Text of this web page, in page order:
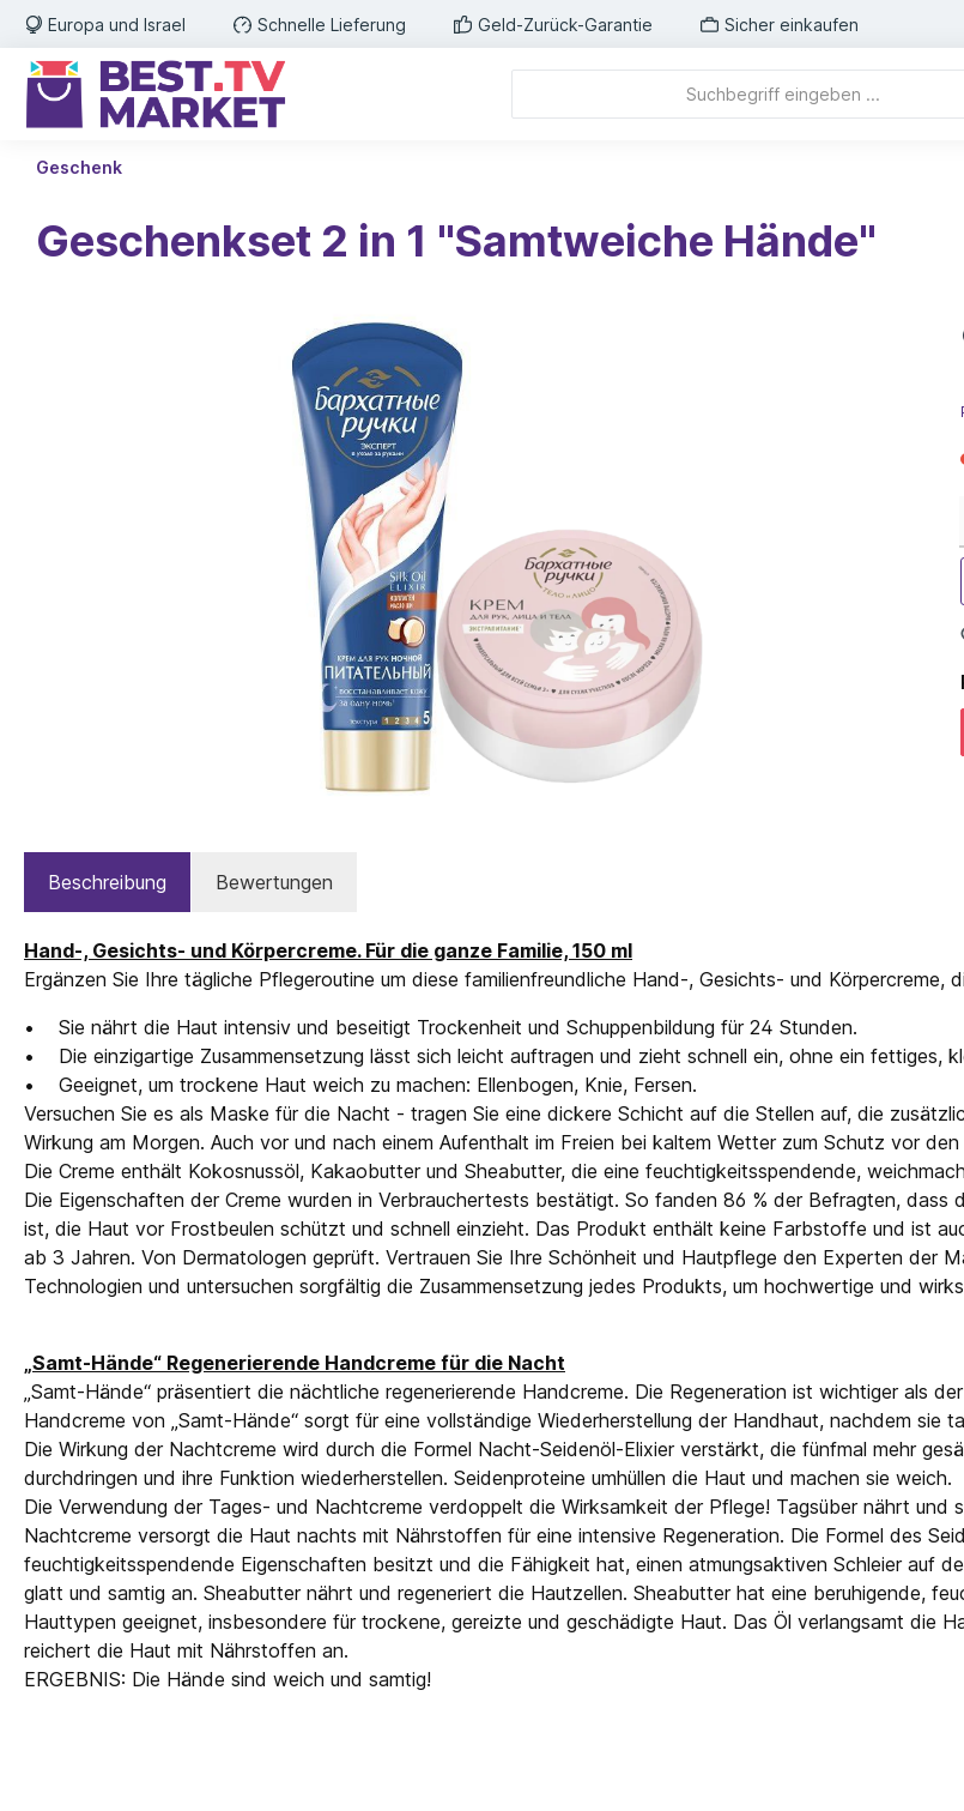
Europa und Israel Schnelle Lieferung Geld-Zurück-Garantie Sicher einkaufen
Geschenk
Geschenkset 2 in 1 "Samtweiche Hände"
Beschreibung Bewertungen
Hand-, Gesichts- und Körpercreme. Für die ganze Familie, 150 ml
Ergänzen Sie Ihre tägliche Pflegeroutine um diese familienfreundliche Hand-, Gesichts- und
• Sie nährt die Haut intensiv und beseitigt Trockenheit und Schuppenbildung für 24 Stunden.
• Die einzigartige Zusammensetzung lässt sich leicht auftragen und zieht schnell ein, ohne ein fettiges,
• Geeignet, um trockene Haut weich zu machen: Ellenbogen, Knie, Fersen.
Versuchen Sie es als Maske für die Nacht - tragen Sie eine dickere Schicht auf die Stellen auf, die
Wirkung am Morgen. Auch vor und nach einem Aufenthalt im Freien bei kaltem Wetter zum Schutz vor
Die Creme enthält Kokosnussöl, Kakaobutter und Sheabutter, die eine feuchtigkeitsspendende,
Die Eigenschaften der Creme wurden in Verbrauchertests bestätigt. So fanden 86 % der Befragten,
ist, die Haut vor Frostbeulen schützt und schnell einzieht. Das Produkt enthält keine Farbstoffe und ist
ab 3 Jahren. Von Dermatologen geprüft. Vertrauen Sie Ihre Schönheit und Hautpflege den Experten der
Technologien und untersuchen sorgfältig die Zusammensetzung jedes Produkts, um hochwertige und
„Samt-Hände“ Regenerierende Handcreme für die Nacht
„Samt-Hände“ präsentiert die nächtliche regenerierende Handcreme. Die Regeneration ist wichtiger als
Handcreme von „Samt-Hände“ sorgt für eine vollständige Wiederherstellung der Handhaut, nachdem sie
Die Wirkung der Nachtcreme wird durch die Formel Nacht-Seidenöl-Elixier verstärkt, die fünfmal mehr
durchdringen und ihre Funktion wiederherstellen. Seidenproteine umhüllen die Haut und machen sie weich.
Die Verwendung der Tages- und Nachtcreme verdoppelt die Wirksamkeit der Pflege! Tagsüber nährt
Nachtcreme versorgt die Haut nachts mit Nährstoffen für eine intensive Regeneration. Die Formel des
feuchtigkeitsspendende Eigenschaften besitzt und die Fähigkeit hat, einen atmungsaktiven Schleier auf
glatt und samtig an. Sheabutter nährt und regeneriert die Hautzellen. Sheabutter hat eine beruhigende,
Hauttypen geeignet, insbesondere für trockene, gereizte und geschädigte Haut. Das Öl verlangsamt die
reichert die Haut mit Nährstoffen an.
ERGEBNIS: Die Hände sind weich und samtig!